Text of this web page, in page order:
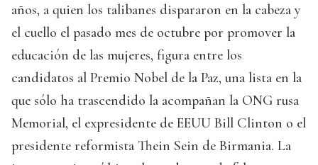
años, a quien los talibanes dispararon en la cabeza y
el cuello el pasado mes de octubre por promover la
educación de las mujeres, figura entre los
candidatos al Premio Nobel de la Paz, una lista en la
que sólo ha trascendido la acompañan la ONG rusa
Memorial, el expresidente de EEUU Bill Clinton o el
presidente reformista Thein Sein de Birmania. La